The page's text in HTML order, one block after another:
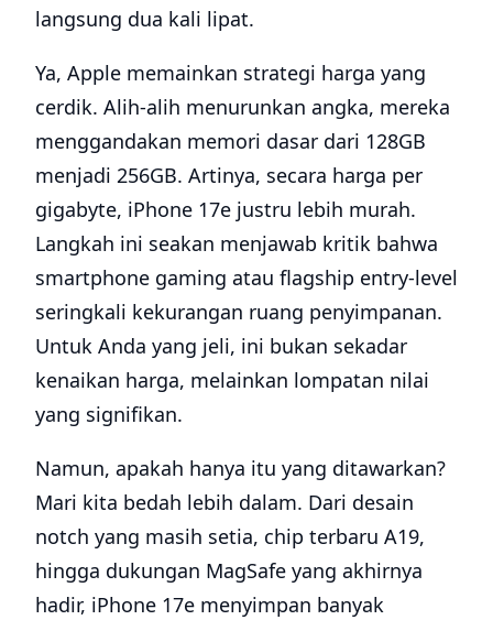
langsung dua kali lipat.
Ya, Apple memainkan strategi harga yang
cerdik. Alih-alih menurunkan angka, mereka
menggandakan memori dasar dari 128GB
menjadi 256GB. Artinya, secara harga per
gigabyte, iPhone 17e justru lebih murah.
Langkah ini seakan menjawab kritik bahwa
smartphone gaming atau flagship entry-level
seringkali kekurangan ruang penyimpanan.
Untuk Anda yang jeli, ini bukan sekadar
kenaikan harga, melainkan lompatan nilai
yang signifikan.
Namun, apakah hanya itu yang ditawarkan?
Mari kita bedah lebih dalam. Dari desain
notch yang masih setia, chip terbaru A19,
hingga dukungan MagSafe yang akhirnya
hadir, iPhone 17e menyimpan banyak